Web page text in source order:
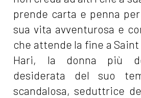
prende carta e penna
sua vita avventurosa e
che attende la fine a Saint
Hari, la donna più
desiderata del suo
scandalosa, seduttrice